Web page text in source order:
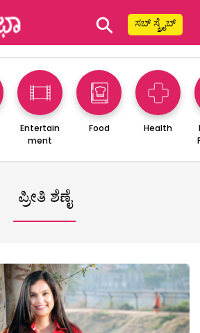
⚲ ಸಬ್ ಸ್ಕ್ರೈಬ್
Entertain
ment
Food Health
ಪ್ರೀತಿ ಶೆಣೈ